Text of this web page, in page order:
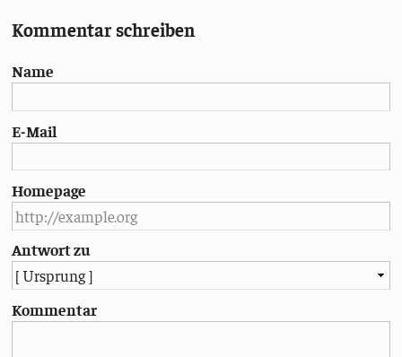
Kommentar schreiben
Name
E-Mail
Homepage
Antwort zu
Kommentar